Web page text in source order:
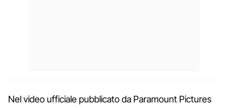
Nel video ufficiale pubblicato da Paramount Pictures